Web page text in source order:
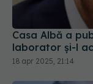
Casa Albă a
laborator și-l
18 apr 2025, 21:14